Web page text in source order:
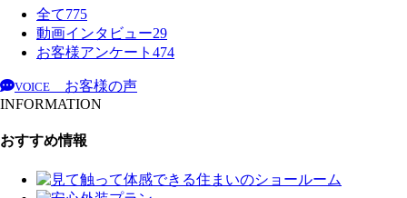
全て775
動画インタビュー29
お客様アンケート 474
VOICE
お客様の声
INFORMATION
おすすめ情報